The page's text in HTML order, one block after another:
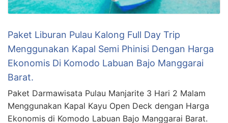
Paket Liburan Pulau Kalong Full Day Trip
Menggunakan Kapal Semi Phinisi Dengan Harga
Ekonomis Di Komodo Labuan Bajo Manggarai
Barat.
Paket Darmawisata Pulau Manjarite 3 Hari 2 Malam
Menggunakan Kapal Kayu Open Deck dengan Harga
Ekonomis di Komodo Labuan Bajo Manggarai Barat.